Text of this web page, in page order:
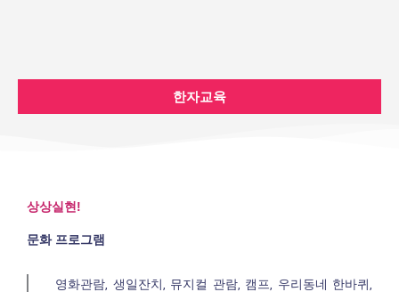
한자교육
상상실현!
문화 프로그램
영화관람, 생일잔치, 뮤지컬 관람, 캠프, 우리동네 한바퀴,